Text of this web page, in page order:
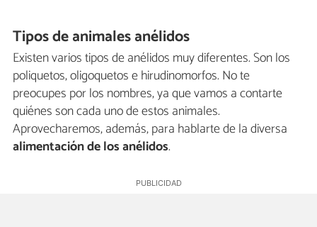
Tipos de animales anélidos
Existen varios tipos de anélidos muy diferentes. Son los
poliquetos, oligoquetos e hirudinomorfos. No te
preocupes por los nombres, ya que vamos a contarte
quiénes son cada uno de estos animales.
Aprovecharemos, además, para hablarte de la diversa
alimentación de los anélidos.